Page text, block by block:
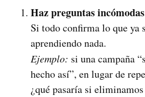
Haz preguntas
Si todo confirma lo que ya
aprendiendo nada.
Ejemplo: si una campaña
hecho así”, en lugar de
¿qué pasaría si